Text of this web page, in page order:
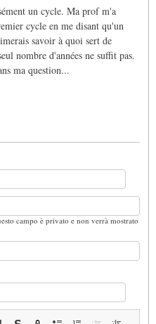
un cycle. Ma prof m'a
cycle en me disant qu'un
savoir à quoi sert de
nombre d'années ne suffit pas.
ma question...
campo è privato e non verrà mostrato